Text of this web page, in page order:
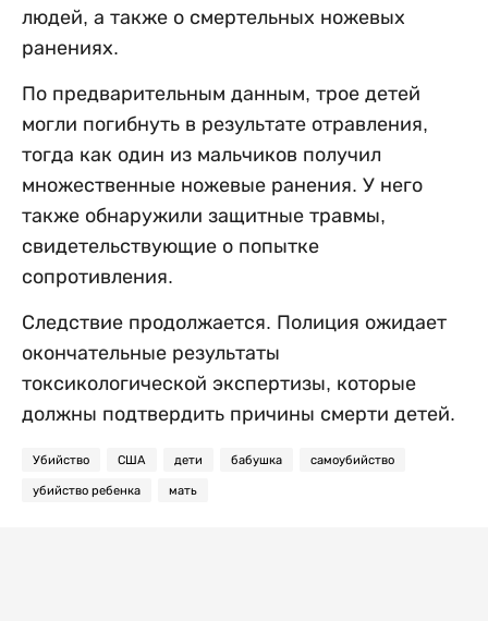
людей, а также о смертельных ножевых
ранениях.
По предварительным данным, трое детей
могли погибнуть в результате отравления,
тогда как один из мальчиков получил
множественные ножевые ранения. У него
также обнаружили защитные травмы,
свидетельствующие о попытке
сопротивления.
Следствие продолжается. Полиция ожидает
окончательные результаты
токсикологической экспертизы, которые
должны подтвердить причины смерти детей.
Убийство США дети бабушка самоубийство
убийство ребенка мать